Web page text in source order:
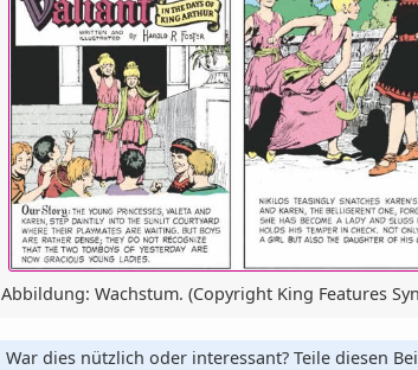
Abbildung: Wachstum. (Copyright King Features
War dies nützlich oder interessant? Teile diesen